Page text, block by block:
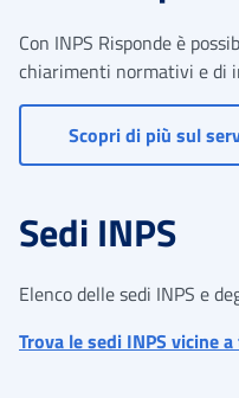
Con INPS Risponde è
chiarimenti normativi e di
Scopri di più sul
Sedi INPS
Elenco delle sedi INPS e
Trova le sedi INPS vicine